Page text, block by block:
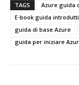
TAGS Azure guida
E-book guida
guida di base Azure
guida per iniziare